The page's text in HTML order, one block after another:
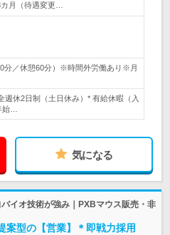
月（待遇変更…
分／休憩60分）※時間外労働あり※月
休2日制（土日休み）* 有給休暇（入
始…
気になる
イオ技術が強み｜PXBマウス販売・非
案型の【営業】＊即戦力採用